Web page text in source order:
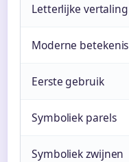
Letterlijke vertaling
Moderne betekenis
Eerste gebruik
Symboliek parels
Symboliek zwijnen